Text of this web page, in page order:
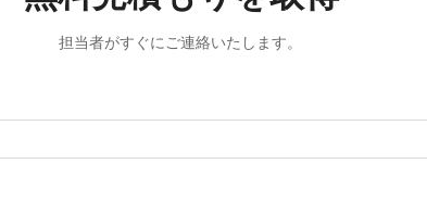
担当者がすぐにご連絡いたします。